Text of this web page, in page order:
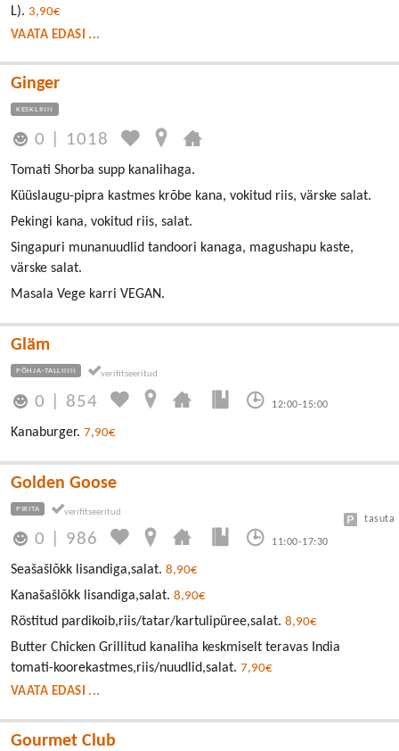
L). 3,90€
VAATA EDASI ...
Ginger
KESKLINN
0 1018
Tomati Shorba supp kanalihaga.
Küüslaugu-pipra kastmes krõbe kana, vokitud riis, värske salat.
Pekingi kana, vokitud riis, salat.
Singapuri munanuudlid tandoori kanaga, magushapu kaste,
värske salat.
Masala Vege karri VEGAN.
Gläm
PÕHJA-TALLINN
0 854 12:00-15:00
Kanaburger. 7,90€
Golden Goose
PIRITA
0 986 11:00-17:30
tasuta
Seašašlõkk lisandiga,salat. 8,90€
Kanašašlõkk lisandiga,salat. 8,90€
Röstitud pardikoib,riis/tatar/kartulipüree,salat. 8,90€
Butter Chicken Grillitud kanaliha keskmiselt teravas India
tomati-koorekastmes,riis/nuudlid,salat. 7,90€
VAATA EDASI ...
Gourmet Club